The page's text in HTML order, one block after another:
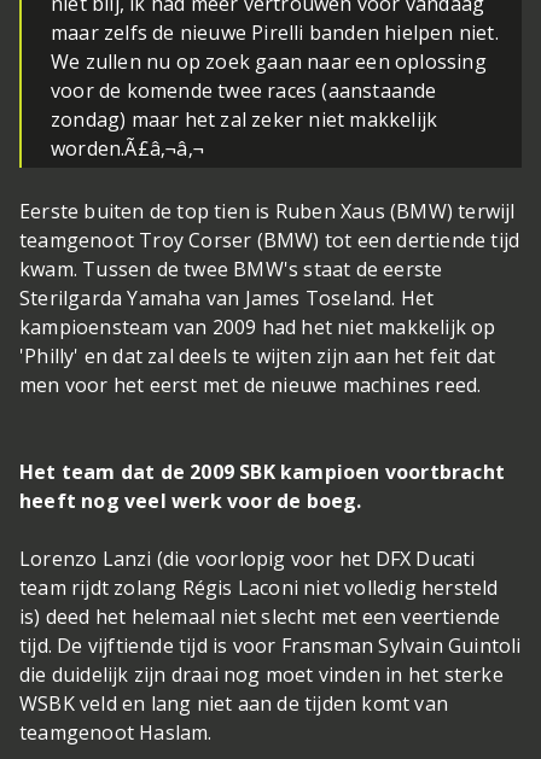
maar zelfs de nieuwe Pirelli banden hielpen niet.
We zullen nu op zoek gaan naar een oplossing
voor de komende twee races (aanstaande
zondag) maar het zal zeker niet makkelijk
worden.Ã£â‚¬â‚¬
Eerste buiten de top tien is Ruben Xaus (BMW) terwijl
teamgenoot Troy Corser (BMW) tot een dertiende tijd
kwam. Tussen de twee BMW's staat de eerste
Sterilgarda Yamaha van James Toseland. Het
kampioensteam van 2009 had het niet makkelijk op
'Philly' en dat zal deels te wijten zijn aan het feit dat
men voor het eerst met de nieuwe machines reed.
Het team dat de 2009 SBK kampioen voortbracht
heeft nog veel werk voor de boeg.
Lorenzo Lanzi (die voorlopig voor het DFX Ducati
team rijdt zolang Régis Laconi niet volledig hersteld
is) deed het helemaal niet slecht met een veertiende
tijd. De vijftiende tijd is voor Fransman Sylvain Guintoli
die duidelijk zijn draai nog moet vinden in het sterke
WSBK veld en lang niet aan de tijden komt van
teamgenoot Haslam.